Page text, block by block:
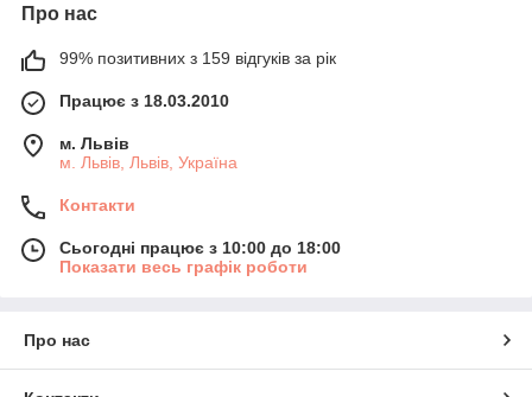
Про нас
99% позитивних з 159 відгуків за рік
Працює з 18.03.2010
м. Львів
м. Львів, Львів, Україна
Контакти
Сьогодні працює з 10:00 до 18:00
Показати весь графік роботи
Про нас